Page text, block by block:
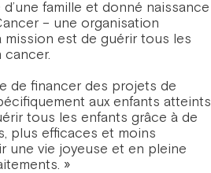
famille et donné naissance
– une organisation
mission est de guérir tous les
cancer.
de financer des projets de
aux enfants atteints
tous les enfants grâce à de
plus efficaces et moins
une vie joyeuse et en pleine
»